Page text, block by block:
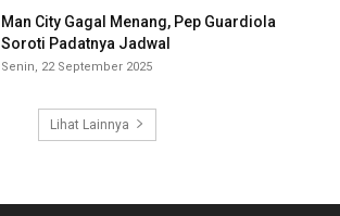
Man City Gagal Menang, Pep Guardiola
Soroti Padatnya Jadwal
Senin, 22 September 2025
Lihat Lainnya